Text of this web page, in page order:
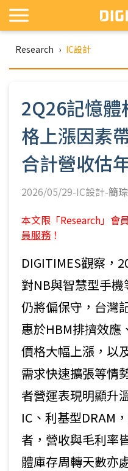
Research › IC設計
2Q26記憶
格上漲因素
合計營收估
2026/05/29-IC設計-簡
本文限「Research」會
員服務 ！
DIGITIMES觀察，
對NB與智慧型手
仍將偏保守，台灣
惠於HBM排擠效應
價格大幅上漲，以
需求快速擴張等情
者營運表現明顯升
IC、利基型DRAM
者，營收與毛利率
體庫存周轉天數亦